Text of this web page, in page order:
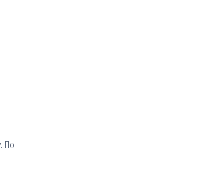
По